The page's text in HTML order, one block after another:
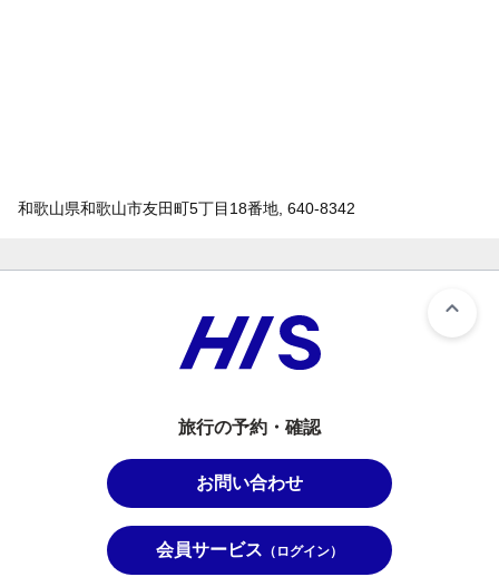
和歌山県和歌山市友田町5丁目18番地, 640-8342
旅行の予約・確認
お問い合わせ
会員サービス （ログイン）